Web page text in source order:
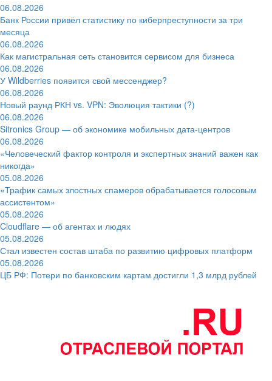
06.08.2026
Банк России привёл статистику по киберпреступности за три
месяца
06.08.2026
Как магистральная сеть становится сервисом для бизнеса
06.08.2026
У Wildberries появится свой мессенджер?
06.08.2026
Новый раунд РКН vs. VPN: Эволюция тактики (?)
06.08.2026
Sitronics Group — об экономике мобильных дата-центров
06.08.2026
«Человеческий фактор контроля и экспертных знаний важен как
никогда»
05.08.2026
«Трафик самых злостных спамеров обрабатывается голосовым
ассистентом»
05.08.2026
Cloudflare — об агентах и людях
05.08.2026
Стал известен состав штаба по развитию цифровых платформ
05.08.2026
ЦБ РФ: Потери по банковским картам достигли 1,3 млрд рублей